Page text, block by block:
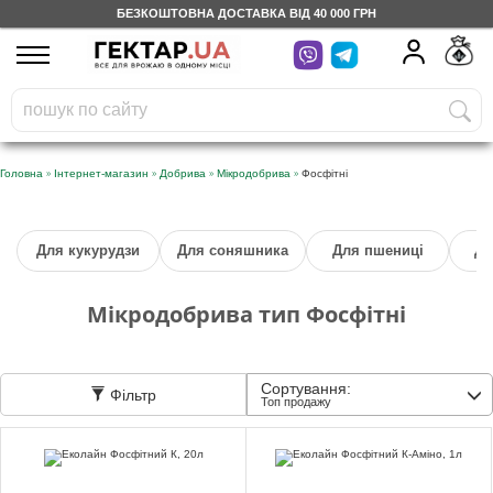
БЕЗКОШТОВНА ДОСТАВКА ВІД 40 000 ГРН
UA
На вашому
бонусному рахунку
грн
Безкоштовно по Україні
Категорії
Доставка
Відгуки
Головна » Інтернет-магазин » Добрива » Мікродобрива » Фосфітні
Для кукурудзи Для соняшника Для пшениці
Мікродобрива тип Фосфітні
Фільтр Сортування:
Топ продажу